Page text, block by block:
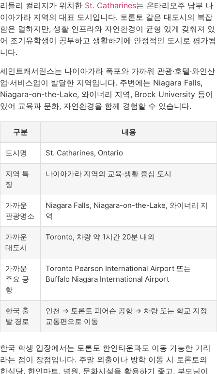
리들리 컬리지가 위치한 St. Catharines는 온타리오주 남부 나
이아가라 지역의 대표 도시입니다. 토론토 같은 대도시의 복잡
함은 덜하지만, 생활 인프라와 자연환경이 균형 있게 갖춰져 있
어 조기유학생이 공부하고 생활하기에 안정적인 도시로 평가됩
니다.
세인트캐서린스는 나이아가라 폭포와 가까워 관광·호텔·와인산
업·서비스업이 발달한 지역입니다. 주변에는 Niagara Falls,
Niagara-on-the-Lake, 와이너리 지역, Brock University 등이
있어 교육과 문화, 자연환경을 함께 경험할 수 있습니다.
구분 내용
도시명 St. Catharines, Ontario
지역 특
징
나이아가라 지역의 교육·생활 중심 도시
가까운
관광명소
Niagara Falls, Niagara-on-the-Lake, 와이너리 지
역
가까운
대도시
Toronto, 차량 약 1시간 20분 내외
가까운
주요 공
항
Toronto Pearson International Airport 또는
Buffalo Niagara International Airport
한국 출
발 경로
인천 → 토론토 피어슨 공항 → 차량 또는 학교 지정
교통편으로 이동
한국 학생 입장에서는 토론토 한인타운과도 이동 가능한 거리
라는 점이 장점입니다. 주말 외출이나 방학 이동 시 토론토의
한식당, 한인마트, 병원, 문화시설을 활용하기 좋고, 부모님이